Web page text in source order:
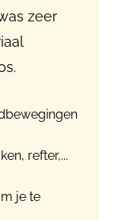
zeer
refter,...
je te